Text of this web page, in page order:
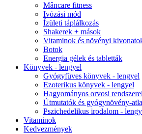
Mâncare fitness
Ivózási mód
Ízületi táplálkozás
Shakerek + mások
Vitaminok és növényi
Botok
Energia gélek és tabletták
Könyvek - lengyel
Gyógyfüves könyvek - lengyel
Ezoterikus könyvek - lengyel
Hagyományos orvosi
Útmutatók és gyógynövény-
Pszichedelikus irodalom -
Vitaminok
Kedvezmények